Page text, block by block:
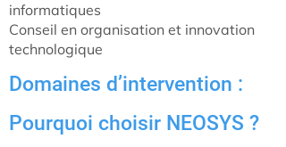
informatiques
Conseil en organisation et innovation
technologique
Domaines d’intervention :
Pourquoi choisir NEOSYS ?